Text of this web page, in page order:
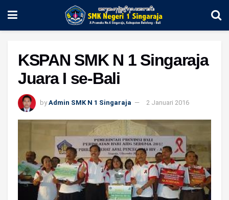
KSPAN SMK N 1 Singaraja
Juara I se-Bali
by Admin SMK N 1 Singaraja 2 Januari 2016